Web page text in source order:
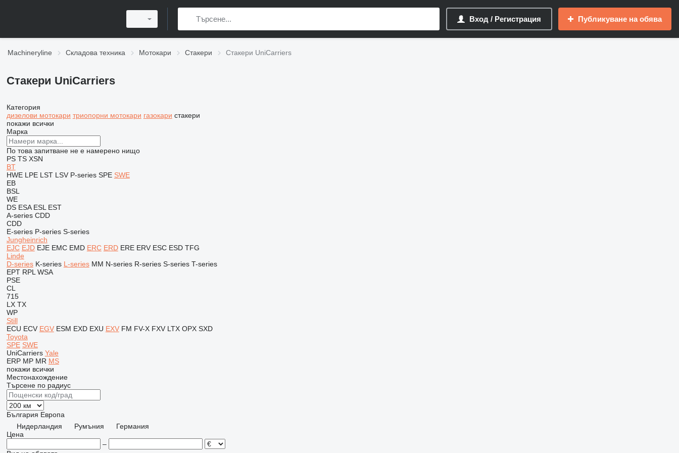
Вход / Регистрация Публикуване на обява
Machineryline Складова техника Мотокари Стакери Стакери UniCarriers
Стакери UniCarriers
Категория
дизелови мотокари триопорни мотокари газокари стакери
покажи всички
Марка
По това запитване не е намерено нищо
PS TS XSN
BT
HWE LPE LST LSV P-series SPE SWE
EB
BSL
WE
DS ESA ESL EST
A-series CDD
CDD
E-series P-series S-series
Jungheinrich
EJC EJD EJE EMC EMD ERC ERD ERE ERV ESC ESD TFG
Linde
D-series K-series L-series MM N-series R-series S-series T-series
EPT RPL WSA
PSE
CL
715
LX TX
WP
Still
ECU ECV EGV ESM EXD EXU EXV FM FV-X FXV LTX OPX SXD
Toyota
SPE SWE
UniCarriers Yale
ERP MP MR MS
покажи всички
Местонахождение
Търсене по радиус
България Европа
Нидерландия
Румъния
Германия
Цена
–